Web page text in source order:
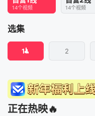
14个视频 14个视频
选集
1 2
正在热映🔥